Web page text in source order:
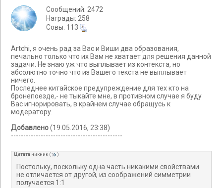
Сообщений: 2472
Награды: 258
Cовы: 113
Artchi, я очень рад за Вас и Виши два образования,
печально только что их Вам не хватает для решения данной
задачи. Не знаю уж что выплывает из контекста, но
абсолютно точно что из Вашего текста не выплывает
ничего.
Последнее китайское предупреждение для тех кто на
бронепоезде,- не тыкайте мне, в противном случае я буду
Вас игнорировать, в крайнем случае обращусь к
модератору.
Добавлено(19.05.2016, 23:38)
---------------------------------------------
Цитата никник ( )
Постольку, поскольку одна часть никакими свойствами
не отличается от другой, из соображений симметрии
получается 1:1